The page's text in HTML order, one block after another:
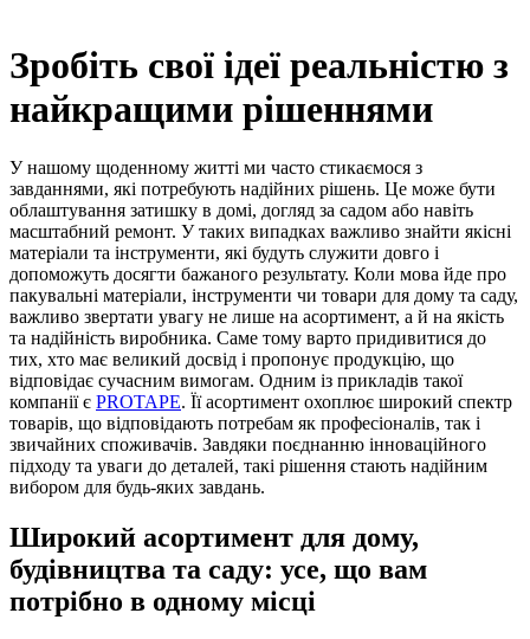
Зробіть свої ідеї реальністю з
найкращими рішеннями
У нашому щоденному житті ми часто стикаємося з
завданнями, які потребують надійних рішень. Це може бути
облаштування затишку в домі, догляд за садом або навіть
масштабний ремонт. У таких випадках важливо знайти якісні
матеріали та інструменти, які будуть служити довго і
допоможуть досягти бажаного результату. Коли мова йде про
пакувальні матеріали, інструменти чи товари для дому та саду,
важливо звертати увагу не лише на асортимент, а й на якість
та надійність виробника. Саме тому варто придивитися до
тих, хто має великий досвід і пропонує продукцію, що
відповідає сучасним вимогам. Одним із прикладів такої
компанії є PROTAPE. Її асортимент охоплює широкий спектр
товарів, що відповідають потребам як професіоналів, так і
звичайних споживачів. Завдяки поєднанню інноваційного
підходу та уваги до деталей, такі рішення стають надійним
вибором для будь-яких завдань.
Широкий асортимент для дому,
будівництва та саду: усе, що вам
потрібно в одному місці